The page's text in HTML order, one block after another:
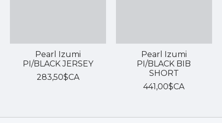
Pearl Izumi
PI/BLACK JERSEY
283,50$CA
Pearl Izumi
PI/BLACK BIB
SHORT
441,00$CA